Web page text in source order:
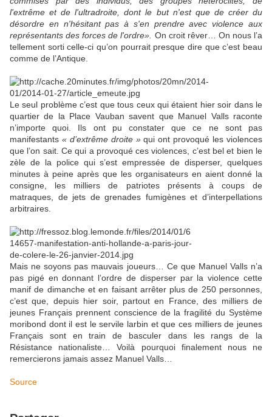
l'extrême et de l'ultradroite, dont le but n'est que de créer du
désordre en n'hésitant pas à s'en prendre avec violence aux
représentants des forces de l'ordre». On croit rêver… On nous l’a
tellement sorti celle-ci qu’on pourrait presque dire que c’est beau
comme de l’Antique.
Le seul problème c’est que tous ceux qui étaient hier soir dans le
quartier de la Place Vauban savent que Manuel Valls raconte
n’importe quoi. Ils ont pu constater que ce ne sont pas
manifestants « d’extrême droite »qui ont provoqué les violences
que l’on sait. Ce qui a provoqué ces violences, c’est bel et bien le
zèle de la police qui s’est empressée de disperser, quelques
minutes à peine après que les organisateurs en aient donné la
consigne, les milliers de patriotes présents à coups de
matraques, de jets de grenades fumigènes et d’interpellations
arbitraires.
Mais ne soyons pas mauvais joueurs… Ce que Manuel Valls n’a
pas pigé en donnant l’ordre de disperser par la violence cette
manif de dimanche et en faisant arrêter plus de 250 personnes,
c’est que, depuis hier soir, partout en France, des milliers de
jeunes Français prennent conscience de la fragilité du Système
moribond dont il est le servile larbin et que ces milliers de jeunes
Français sont en train de basculer dans les rangs de la
Résistance nationaliste… Voilà pourquoi finalement nous ne
remercierons jamais assez Manuel Valls…
Source